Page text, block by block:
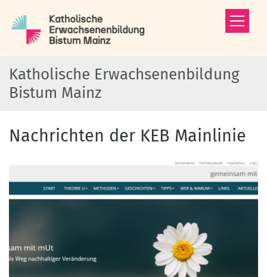
Katholische Erwachsenenbildung
Bistum Mainz
Nachrichten der KEB Mainlinie